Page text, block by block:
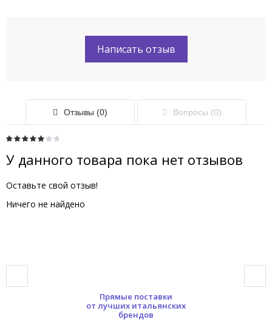
Написать отзыв
Отзывы (0) Вопросы (0)
У данного товара пока нет отзывов
Оставьте свой отзыв!
Ничего не найдено
Прямые поставки
от лучших итальянских
брендов